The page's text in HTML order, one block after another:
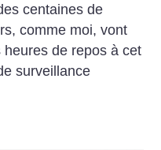
centaines de
comme moi, vont
de repos à cet
surveillance